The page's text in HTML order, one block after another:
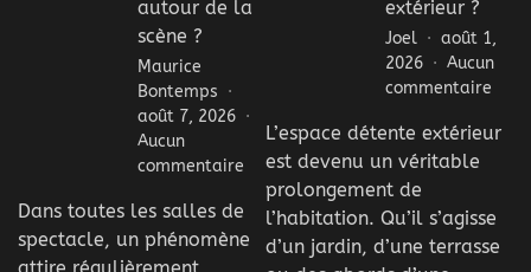
autour de la
scène ?
Maurice
Bontemps
août 7, 2026
Aucun
commentaire sur
Pourquoi
enfants
observent
Dans toutes les salles de
spectacle, un phénomène
extérieur ?
Joel
août 1,
2026
Aucun
commentaire
L’espace détente extérieur
est devenu un véritable
prolongement de
l’habitation. Qu’il s’agisse
d’un jardin, d’une terrasse